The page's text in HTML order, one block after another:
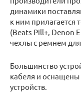
динамики
к ним прилагается
(Beats Pill+, Denon
чехлы с ремнем
Большинство
кабеля и
устройств.